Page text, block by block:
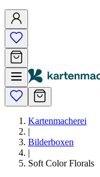
Kartenmacherei
|
Bilderboxen
|
Soft Color Florals